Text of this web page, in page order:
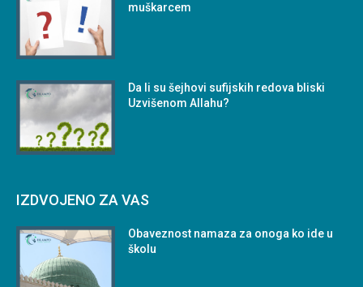
muškarcem
Da li su šejhovi sufijskih redova bliski
Uzvišenom Allahu?
IZDVOJENO ZA VAS
Obaveznost namaza za onoga ko ide u
školu